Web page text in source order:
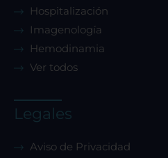
Hospitalización
Imagenología
Hemodinamia
Ver todos
Legales
Aviso de Privacidad